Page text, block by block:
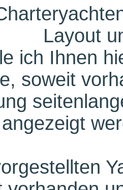
Layout
ich Ihnen
soweit